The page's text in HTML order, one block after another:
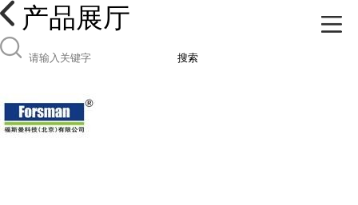
产品展厅
搜索